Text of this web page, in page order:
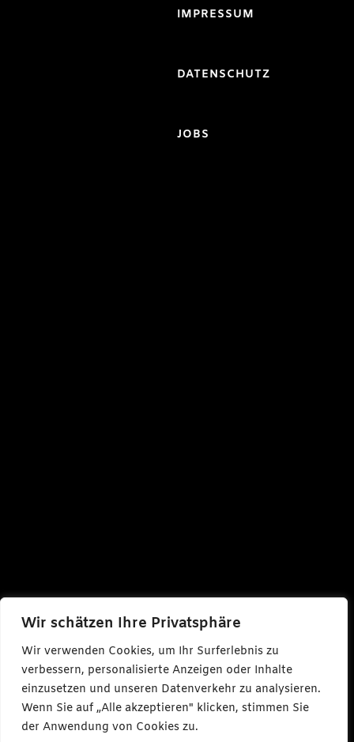
Wir schätzen Ihre Privatsphäre
Wir verwenden Cookies, um Ihr Surferlebnis zu
verbessern, personalisierte Anzeigen oder Inhalte
einzusetzen und unseren Datenverkehr zu analysieren.
Wenn Sie auf „Alle akzeptieren" klicken, stimmen Sie
der Anwendung von Cookies zu.
IMPRESSUM
DATENSCHUTZ
JOBS